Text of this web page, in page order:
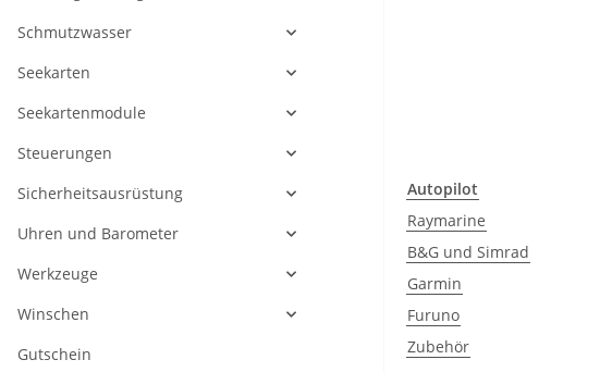
Autopilot
Raymarine
B&G und Simrad
Garmin
Furuno
Zubehör
Schmutzwasser
Seekarten
Seekartenmodule
Steuerungen
Sicherheitsausrüstung
Uhren und Barometer
Werkzeuge
Winschen
Gutschein